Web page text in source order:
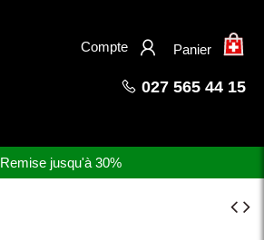
×
Compte Panier
027 565 44 15
Remise jusqu'à 30%